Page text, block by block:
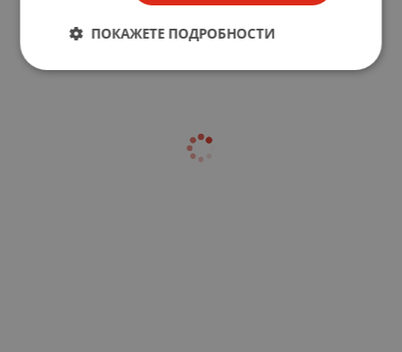
ПОКАЖЕТЕ ПОДРОБНОСТИ